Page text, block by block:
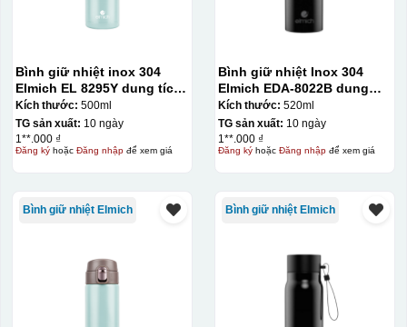
Bình giữ nhiệt inox 304
Elmich EL 8295Y dung tích
500ml
Kích thước: 500ml
TG sản xuất: 10 ngày
1**.000 ₫
Đăng kýhoặc Đăng nhậpđể xem giá
Bình giữ nhiệt Inox 304
Elmich EDA-8022B dung
tích 520ml
Kích thước: 520ml
TG sản xuất: 10 ngày
1**.000 ₫
Đăng kýhoặc Đăng nhậpđể xem giá
Bình giữ nhiệt Elmich Bình giữ nhiệt Elmich